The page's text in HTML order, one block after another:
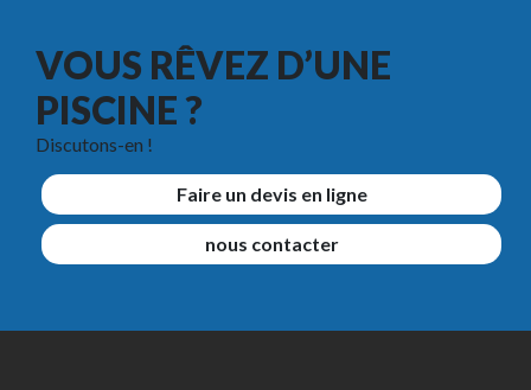
VOUS RÊVEZ D’UNE
PISCINE ?
Discutons-en !
Faire un devis en ligne
nous contacter